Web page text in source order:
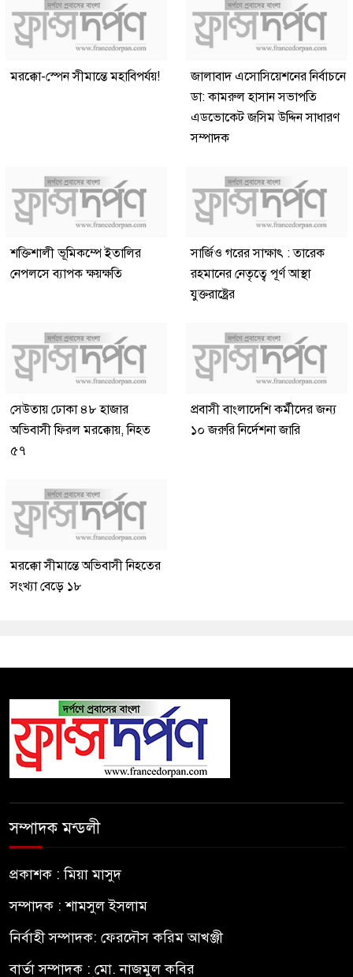
মরক্কো-স্পেন সীমান্তে মহাবিপর্যয়!
জালাবাদ এসোসিয়েশনের নির্বাচনে
ডা: কামরুল হাসান সভাপতি
এডভোকেট জসিম উদ্দিন সাধারণ
সম্পাদক
শক্তিশালী ভূমিকম্পে ইতালির
নেপলসে ব্যাপক ক্ষয়ক্ষতি
সার্জিও গরের সাক্ষাৎ : তারেক
রহমানের নেতৃত্বে পূর্ণ আস্থা
যুক্তরাষ্ট্রের
সেউতায় ঢোকা ৪৮ হাজার
অভিবাসী ফিরল মরক্কোয়, নিহত
৫৭
প্রবাসী বাংলাদেশি কর্মীদের জন্য
১০ জরুরি নির্দেশনা জারি
মরক্কো সীমান্তে অভিবাসী নিহতের
সংখ্যা বেড়ে ১৮
সম্পাদক মন্ডলী
প্রকাশক : মিয়া মাসুদ
সম্পাদক : শামসুল ইসলাম
নির্বাহী সম্পাদক: ফেরদৌস করিম আখঞ্জী
বার্তা সম্পাদক : মো. নাজমুল কবির